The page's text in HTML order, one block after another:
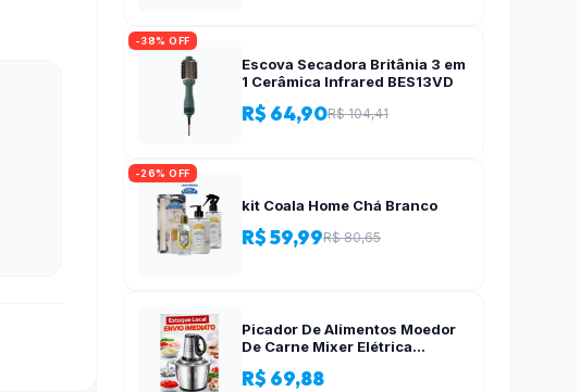
-38% OFF
Escova Secadora Britânia 3 em
1 Cerâmica Infrared BES13VD
R$ 64,90R$ 104,41
-26% OFF
kit Coala Home Chá Branco
R$ 59,99R$ 80,65
Picador De Alimentos Moedor
De Carne Mixer Elétrica
Alho – 110v-220v
R$ 69,88